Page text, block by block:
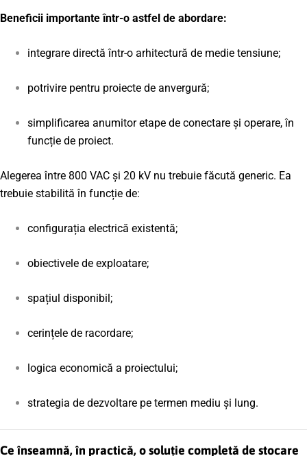
Beneficii importante într-o astfel de abordare:
integrare directă într-o arhitectură de medie tensiune;
potrivire pentru proiecte de anvergură;
simplificarea anumitor etape de conectare și operare, în
funcție de proiect.
Alegerea între 800 VAC și 20 kV nu trebuie făcută generic. Ea
trebuie stabilită în funcție de:
configurația electrică existentă;
obiectivele de exploatare;
spațiul disponibil;
cerințele de racordare;
logica economică a proiectului;
strategia de dezvoltare pe termen mediu și lung.
Ce înseamnă, în practică, o soluție completă de stocare